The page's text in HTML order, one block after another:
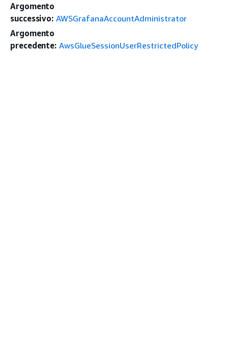
Argomento
successivo: AWSGrafanaAccountAdministrator
Argomento
precedente: AwsGlueSessionUserRestrictedPolicy